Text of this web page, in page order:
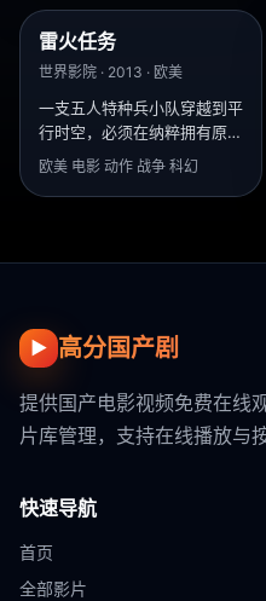
雷火任务
世界影院 · 2013 · 欧美
一支五人特种兵小队穿越到平
行时空，必须在纳粹拥有原子
弹的世界里执行刺杀希特勒的
欧美 电影 动作 战争 科幻
▶ 高分国产剧
提供国产电影视频免费在线
片库管理，支持在线播放与
快速导航
首页
全部影片